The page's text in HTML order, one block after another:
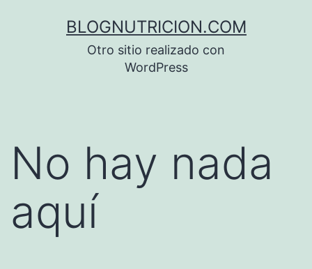
BLOGNUTRICION.COM
Otro sitio realizado con
WordPress
No hay nada
aquí